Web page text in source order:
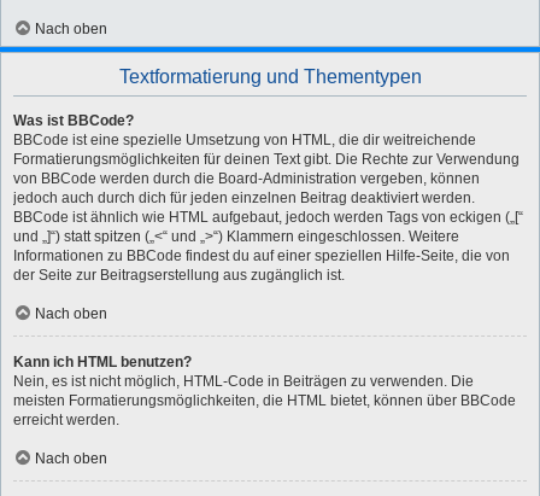
Nach oben
Textformatierung und Thementypen
Was ist BBCode?
BBCode ist eine spezielle Umsetzung von HTML, die dir weitreichende
Formatierungsmöglichkeiten für deinen Text gibt. Die Rechte zur Verwendung
von BBCode werden durch die Board-Administration vergeben, können
jedoch auch durch dich für jeden einzelnen Beitrag deaktiviert werden.
BBCode ist ähnlich wie HTML aufgebaut, jedoch werden Tags von eckigen („[“
und „]“) statt spitzen („<“ und „>“) Klammern eingeschlossen. Weitere
Informationen zu BBCode findest du auf einer speziellen Hilfe-Seite, die von
der Seite zur Beitragserstellung aus zugänglich ist.
Nach oben
Kann ich HTML benutzen?
Nein, es ist nicht möglich, HTML-Code in Beiträgen zu verwenden. Die
meisten Formatierungsmöglichkeiten, die HTML bietet, können über BBCode
erreicht werden.
Nach oben